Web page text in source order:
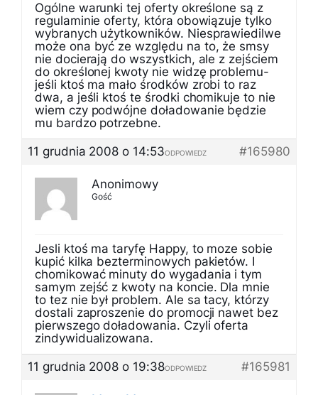
Ogólne warunki tej oferty określone są z
regulaminie oferty, która obowiązuje tylko
wybranych użytkowników. Niesprawiedilwe
może ona być ze względu na to, że smsy
nie docierają do wszystkich, ale z zejściem
do określonej kwoty nie widzę problemu-
jeśli ktoś ma mało środków zrobi to raz
dwa, a jeśli ktoś te środki chomikuje to nie
wiem czy podwójne doładowanie będzie
mu bardzo potrzebne.
11 grudnia 2008 o 14:53
#165980
ODPOWIEDZ
Anonimowy
Gość
Jesli ktoś ma taryfę Happy, to moze sobie
kupić kilka bezterminowych pakietów. I
chomikować minuty do wygadania i tym
samym zejść z kwoty na koncie. Dla mnie
to tez nie był problem. Ale sa tacy, którzy
dostali zaproszenie do promocji nawet bez
pierwszego doładowania. Czyli oferta
zindywidualizowana.
11 grudnia 2008 o 19:38
#165981
ODPOWIEDZ